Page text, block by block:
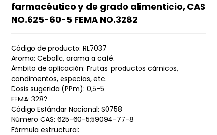
farmacéutico y de grado alimenticio, CAS
NO.625-60-5 FEMA NO.3282
Código de producto: RL7037
Aroma: Cebolla, aroma a café.
Ámbito de aplicación: Frutas, productos cárnicos,
condimentos, especias, etc.
Dosis sugerida (PPm): 0,5-5
FEMA: 3282
Código Estándar Nacional: S0758
Número CAS: 625-60-5;59094-77-8
Fórmula estructural: